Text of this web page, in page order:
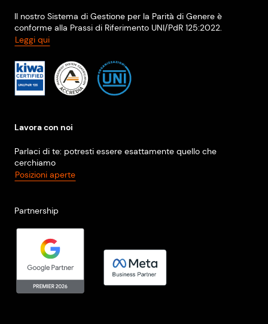
Il nostro Sistema di Gestione per la Parità di Genere è
conforme alla Prassi di Riferimento UNI/PdR 125:2022.
Leggi qui
Lavora con noi
Parlaci di te: potresti essere esattamente quello che
cerchiamo
Posizioni aperte
Partnership